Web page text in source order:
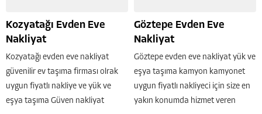
yeni ekipmanlar ile...
Kozyatağı Evden Eve
Nakliyat
Kozyatağı evden eve nakliyat
güvenilir ev taşıma firması olrak
uygun fiyatlı nakliye ve yük ve
eşya taşıma Güven nakliyat
Göztepe Evden Eve
Nakliyat
Göztepe evden eve nakliyat yük ve
eşya taşıma kamyon kamyonet
uygun fiyatlı nakliyeci için size en
yakın konumda hizmet veren